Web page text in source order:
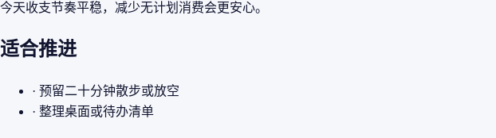
今天收支节奏平稳，减少无计划消费会更安心。
适合推进
· 预留二十分钟散步或放空
· 整理桌面或待办清单